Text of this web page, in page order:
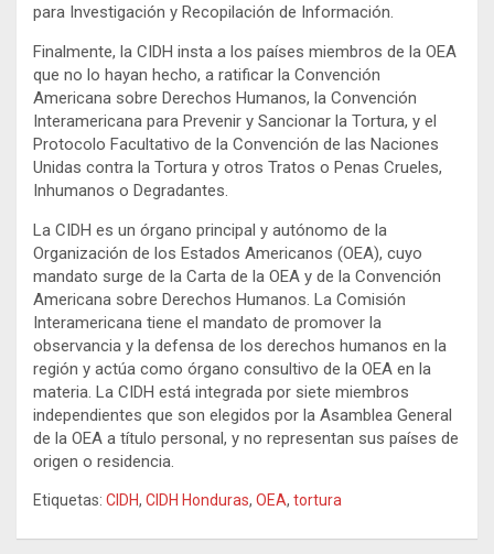
para Investigación y Recopilación de Información.
Finalmente, la CIDH insta a los países miembros de la OEA
que no lo hayan hecho, a ratificar la Convención
Americana sobre Derechos Humanos, la Convención
Interamericana para Prevenir y Sancionar la Tortura, y el
Protocolo Facultativo de la Convención de las Naciones
Unidas contra la Tortura y otros Tratos o Penas Crueles,
Inhumanos o Degradantes.
La CIDH es un órgano principal y autónomo de la
Organización de los Estados Americanos (OEA), cuyo
mandato surge de la Carta de la OEA y de la Convención
Americana sobre Derechos Humanos. La Comisión
Interamericana tiene el mandato de promover la
observancia y la defensa de los derechos humanos en la
región y actúa como órgano consultivo de la OEA en la
materia. La CIDH está integrada por siete miembros
independientes que son elegidos por la Asamblea General
de la OEA a título personal, y no representan sus países de
origen o residencia.
Etiquetas: CIDH, CIDH Honduras, OEA, tortura